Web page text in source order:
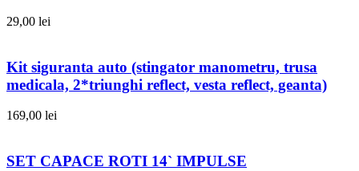
29,00 lei
Kit siguranta auto (stingator manometru, trusa
medicala, 2*triunghi reflect, vesta reflect, geanta)
169,00 lei
SET CAPACE ROTI 14` IMPULSE